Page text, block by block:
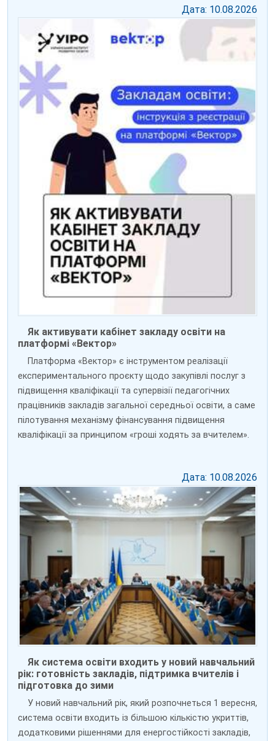
Дата: 10.08.2026
Як активувати кабінет закладу освіти на
платформі «Вектор»
Платформа «Вектор» є інструментом реалізації
експериментального проєкту щодо закупівлі послуг з
підвищення кваліфікації та супервізії педагогічних
працівників закладів загальної середньої освіти, а саме
пілотування механізму фінансування підвищення
кваліфікації за принципом «гроші ходять за вчителем».
Дата: 10.08.2026
Як система освіти входить у новий навчальний
рік: готовність закладів, підтримка вчителів і
підготовка до зими
У новий навчальний рік, який розпочнеться 1 вересня,
система освіти входить із більшою кількістю укриттів,
додатковими рішеннями для енергостійкості закладів,